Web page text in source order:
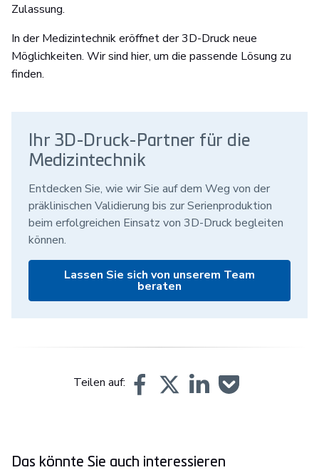
Zulassung.
In der Medizintechnik eröffnet der 3D-Druck neue
Möglichkeiten. Wir sind hier, um die passende Lösung zu
finden.
Ihr 3D-Druck-Partner für die
Medizintechnik
Entdecken Sie, wie wir Sie auf dem Weg von der
präklinischen Validierung bis zur Serienproduktion
beim erfolgreichen Einsatz von 3D-Druck begleiten
können.
Lassen Sie sich von unserem Team
beraten
Teilen auf:
Das könnte Sie auch interessieren